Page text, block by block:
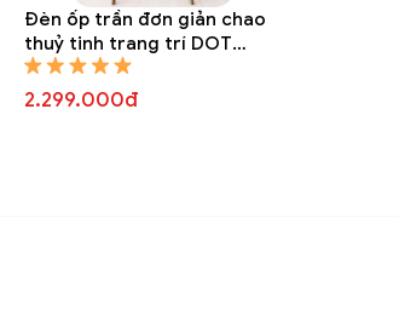
Đèn ốp trần đơn giản chao
thuỷ tinh trang trí DOT
8101A
2.299.000đ